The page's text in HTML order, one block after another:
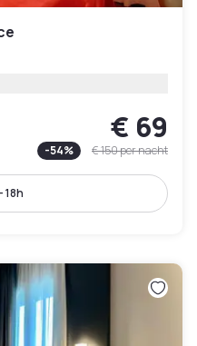
€ 69
-54% € 150per nacht
18h